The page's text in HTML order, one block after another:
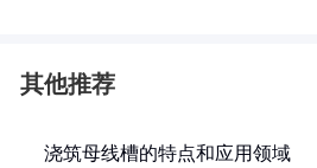
其他推荐
浇筑母线槽的特点和应用领域